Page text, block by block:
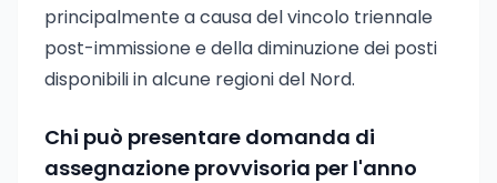
principalmente a causa del vincolo triennale
post-immissione e della diminuzione dei posti
disponibili in alcune regioni del Nord.
Chi può presentare domanda di
assegnazione provvisoria per l'anno